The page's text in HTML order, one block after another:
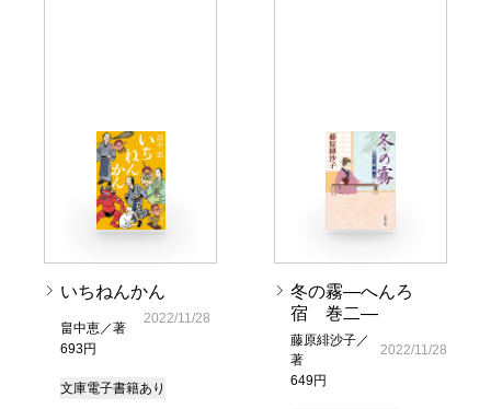
いちねんかん
畠中恵／著
693円
2022/11/28
文庫電子書籍あり
冬の霧―へんろ
宿 巻二―
藤原緋沙子／
著
649円
2022/11/28